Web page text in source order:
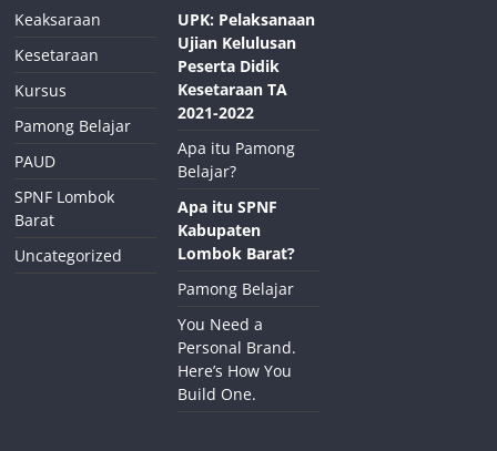
Keaksaraan
Kesetaraan
Kursus
Pamong Belajar
PAUD
SPNF Lombok
Barat
Uncategorized
UPK: Pelaksanaan
Ujian Kelulusan
Peserta Didik
Kesetaraan TA
2021-2022
Apa itu Pamong
Belajar?
Apa itu SPNF
Kabupaten
Lombok Barat?
Pamong Belajar
You Need a
Personal Brand.
Here’s How You
Build One.